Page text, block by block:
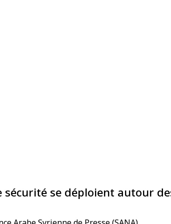
sécurité se déploient autour